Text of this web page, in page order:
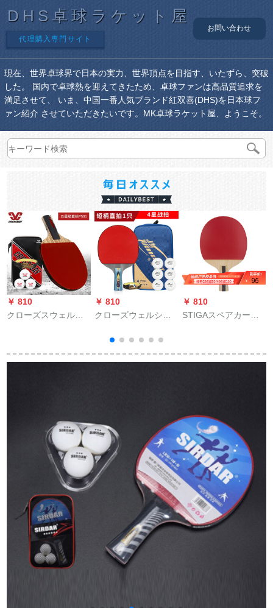
DHS卓球ラケット屋
代理購入専門サイト
お問い合わせ
現在、世界卓球界で日本の実力、世界頂点を目指す、いたずら、突破
した。 国内で卓球熱を迎えてきたため、卓球ファンは高品質追求を
満足させて、 いま、中国一番人気ブランド紅双喜(DHS)を日本球フ
ァン紹介 させていただきたいです。MK卓球ラケット屋、ようこそ。
￥ 810
クローズスウェルロ
攻撃用シーベルトの
￥ 810
クローズウェルショ
ト4星6星の兵パンを
直角にした。4つの星
￥ 810
STIGAスペアカード
ラッケト両面テップ